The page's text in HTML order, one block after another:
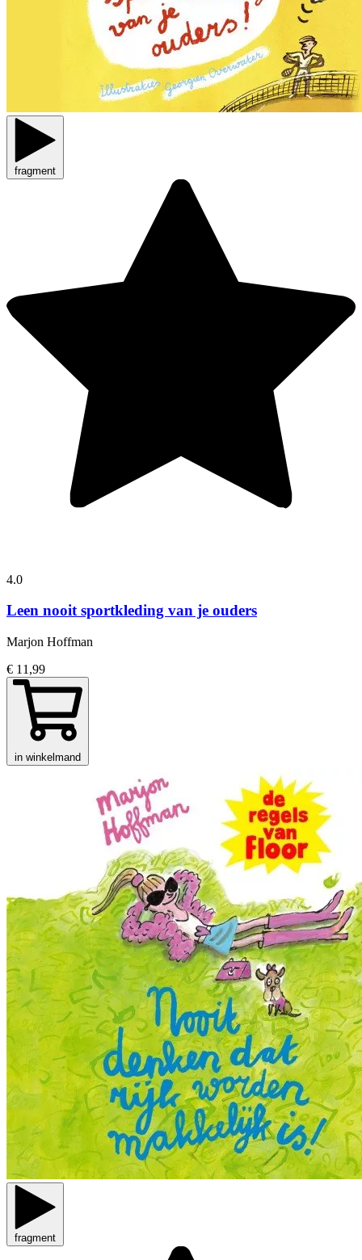
fragment
4.0
Leen nooit sportkleding van je ouders
Marjon Hoffman
€ 11,99
in winkelmand
fragment